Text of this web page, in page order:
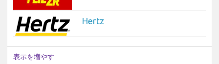
Hertz
表示を増やす